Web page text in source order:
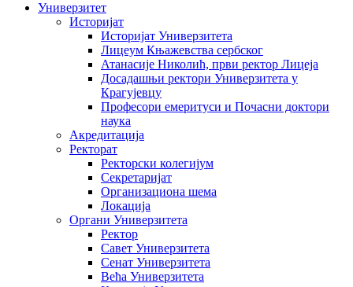
Универзитет
Историјат
Историјат Универзитета
Лицеум Књажевства сербског
Атанасије Николић, први ректор Лицеја
Досадашњи ректори Универзитета у
Крагујевцу
Професори емеритуси и Почасни доктори
наука
Акредитација
Ректорат
Ректорски колегијум
Секретаријат
Организациона шема
Локација
Органи Универзитета
Ректор
Савет Универзитета
Сенат Универзитета
Већа Универзитета